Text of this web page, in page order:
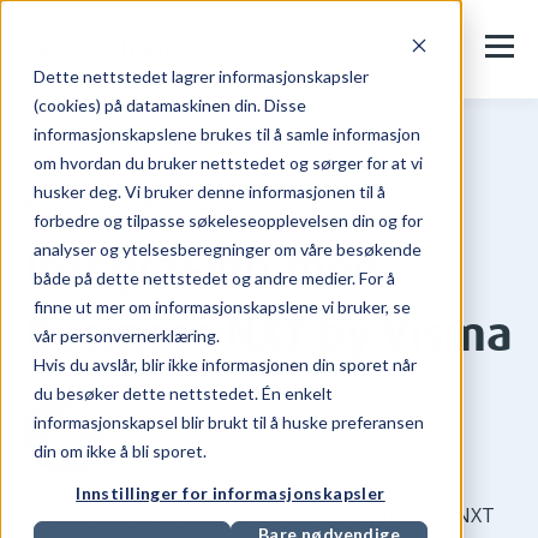
Dette nettstedet lagrer informasjonskapsler
(cookies) på datamaskinen din. Disse
informasjonskapslene brukes til å samle informasjon
om hvordan du bruker nettstedet og sørger for at vi
husker deg. Vi bruker denne informasjonen til å
forbedre og tilpasse søkeleseopplevelsen din og for
analyser og ytelsesberegninger om våre besøkende
både på dette nettstedet og andre medier. For å
finne ut mer om informasjonskapslene vi bruker, se
vår personvernerklæring.
Hvis du avslår, blir ikke informasjonen din sporet når
du besøker dette nettstedet. Én enkelt
informasjonskapsel blir brukt til å huske preferansen
din om ikke å bli sporet.
Innstillinger for informasjonskapsler
Få mer ut av dine systemer
Integrasjon med
Business NXT by Visma
Integrasjonen mellom Tidsbanken og Business NXT